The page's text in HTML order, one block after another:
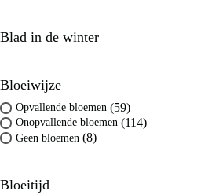
Blad in de winter
Bloeiwijze
Opvallende bloemen (59)
Onopvallende bloemen (114)
Geen bloemen (8)
Bloeitijd